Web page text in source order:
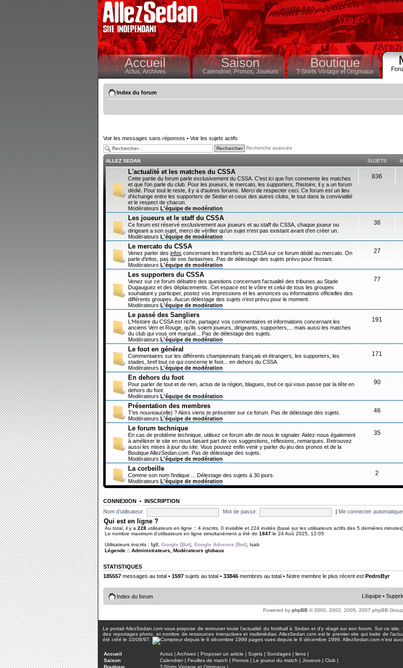
Accueil
Actus,Archives
Saison
Calendrier,Pronos, Joueurs
Boutique
T-Shirts Vintage et Originaux
Index du forum
Voir les messages sans réponses • Voir les sujets actifs
Recherche avancée
ALLEZ SEDAN SUJETS
L'actualité et les matches du CSSA
Cette partie du forum parle exclusivement du CSSA. C'est ici que l'on commente les matches
et que l'on parle du club. Pour les joueurs, le mercato, les supporters, l'histoire, il y a un forum
dédié. Pour tout le reste, il y a d'autres forums. Merci de respecter ceci. Ce forum est un lieu
d'échange entre les supporters de Sedan et ceux des autres clubs, le tout dans la convivialité
et le respect de chacun.
Modérateurs L'équipe de modération
836
Les joueurs et le staff du CSSA
Ce forum est réservé exclusivement aux joueurs et au staff du CSSA, chaque joueur ou
dirigeant a son sujet, merci de vérifier qu'un sujet n'est pas existant avant d'en créer un.
Modérateurs L'équipe de modération
36
Le mercato du CSSA
Venez parler des infos concernant les transferts au CSSA sur ce forum dédié au mercato. On
parle d'infos, pas de vos fantasmes. Pas de délestage des sujets prévu pour l'instant.
Modérateurs L'équipe de modération
27
Les supporters du CSSA
Venez sur ce forum débattre des questions concernant l'actualité des tribunes au Stade
Dugauguez et des déplacements. Cet espace est le vôtre et celui de tous les groupes
souhaitant y participer, postez vos impressions et les annonces ou informations officielles des
différents groupes. Aucun délestage des sujets n'est prévu pour le moment.
Modérateurs L'équipe de modération
77
Le passé des Sangliers
L'Histoire du CSSA est riche, partagez vos commentaires et informations concernant les
anciens Vert et Rouge, qu'ils soient joueurs, dirigeants, supporters,... mais aussi les matches
du club qui vous ont marqué... Pas de délestage des sujets.
Modérateurs L'équipe de modération
191
Le foot en général
Commentaires sur les différents championnats français et étrangers, les supporters, les
stades, bref tout ce qui concerne le foot... en dehors du CSSA.
Modérateurs L'équipe de modération
171
En dehors du foot
Pour parler de tout et de rien, actus de la région, blagues, tout ce qui vous passe par la tête en
dehors du foot.
Modérateurs L'équipe de modération
90
Présentation des membres
T'es nouveau(elle) ? Alors viens te présenter sur ce forum. Pas de délestage des sujets.
Modérateurs L'équipe de modération
46
Le forum technique
En cas de problème technique, utilisez ce forum afin de nous le signaler. Aidez-nous également
à améliorer le site en nous faisant part de vos suggestions, réflexions, remarques. Retrouvez
aussi les mises à jour du site. Vous pouvez enfin venir y parler du jeu des pronos et de la
Boutique AllezSedan.com. Pas de délestage des sujets.
Modérateurs L'équipe de modération
35
La corbeille
Comme son nom l'indique ... Délestage des sujets à 30 jours.
Modérateurs L'équipe de modération
2
CONNEXION • INSCRIPTION
Nom d’utilisateur:
Mot de passe: Me connecter
Qui est en ligne ?
Au total, il y a 228 utilisateurs en ligne :: 4 inscrits, 0 invisible et 224 invités (basé sur les utilisateurs actifs des 5 dernières minutes)
Le nombre maximum d’utilisateurs en ligne simultanément a été de 1847 le 24 Aoû 2025, 12:05
Utilisateurs inscrits : fg8 Google [Bot] Google Adsense [Bot]
Isab
Légende :: Administrateurs Modérateurs globaux
STATISTIQUES
185557 messages au total • 1597 sujets au total • 33846 membres au total • Notre membre le plus récent est PedroByr
Index du forum L’équipe •
Powered by phpBB © 2000, 2002, 2005, 2007 phpBB Group
Le portail AllezSedan.com vous propose de retrouver toute l'actualité du football à Sedan et d'y réagir sur son forum. Sur ce
des reportages photo, et nombre de ressources interactives et multimédias. AllezSedan.com est le premier site qui traite de
été créé le 10/09/97.
pages vues depuis le 6 décembre 1999. AllezSedan.com n'est
Accueil Actus | Archives | Proposer un article | Sujets | Sondages | liens |
Saison
Calendrier| Feuilles de match | Pronos | Le joueur du match | Joueurs | Club |
Boutique
T-Shirts Vintage et Originaux |